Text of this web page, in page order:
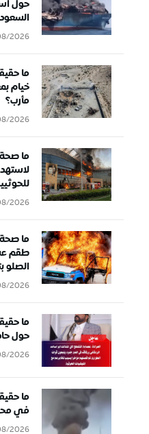
حول
2026
ما
خيام
مأرب؟
2026
ما صحة
2026
ما صحة
طقم
الصلو
2026
ما
حول
2026
ما
في
2026